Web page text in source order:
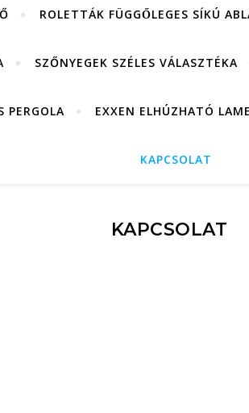
ROLETTÁK FÜGGŐLEGES SÍKÚ
SZŐNYEGEK SZÉLES VÁLASZTÉKA
PERGOLA EXXEN ELHÚZHATÓ
KAPCSOLAT
KAPCSOLAT